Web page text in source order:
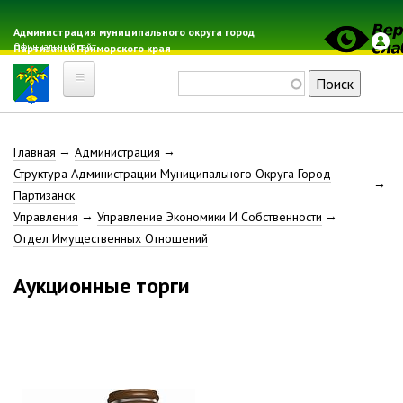
основному
содержанию
Администрация муниципального округа город
Партизанск Приморского края
Официальный сайт
Главная
Электронная почта
Местные налоги
Расписание автобусов
Свод-WEB
Решение Думы «О гербе
Строка
навигации
Главная
Администрация
Структура Администрации Муниципального Округа Город
Партизанск
Управления
Управление Экономики И Собственности
Отдел Имущественных Отношений
Аукционные торги